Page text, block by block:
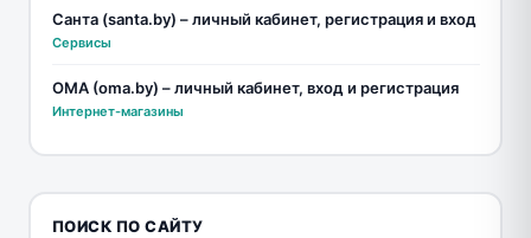
Санта (santa.by) – личный кабинет, регистрация и вход
Сервисы
ОМА (oma.by) – личный кабинет, вход и регистрация
Интернет-магазины
ПОИСК ПО САЙТУ